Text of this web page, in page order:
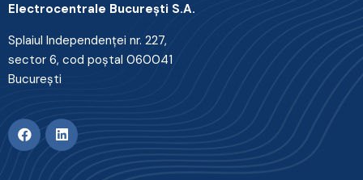
Electrocentrale Bucureşti S.A.
Splaiul Independenţei nr. 227,
sector 6, cod poştal 060041
Bucureşti